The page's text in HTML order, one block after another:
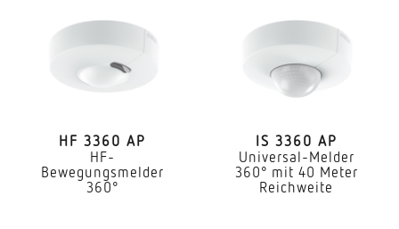
/ Lobby Treppenhaus WC / Waschraum Parkhaus /
Montageart
Unterputz
HF 3360 AP
HF-
Bewegungsmelder
360°
IS 3360 AP
Universal-Melder
360° mit 40 Meter
Reichweite